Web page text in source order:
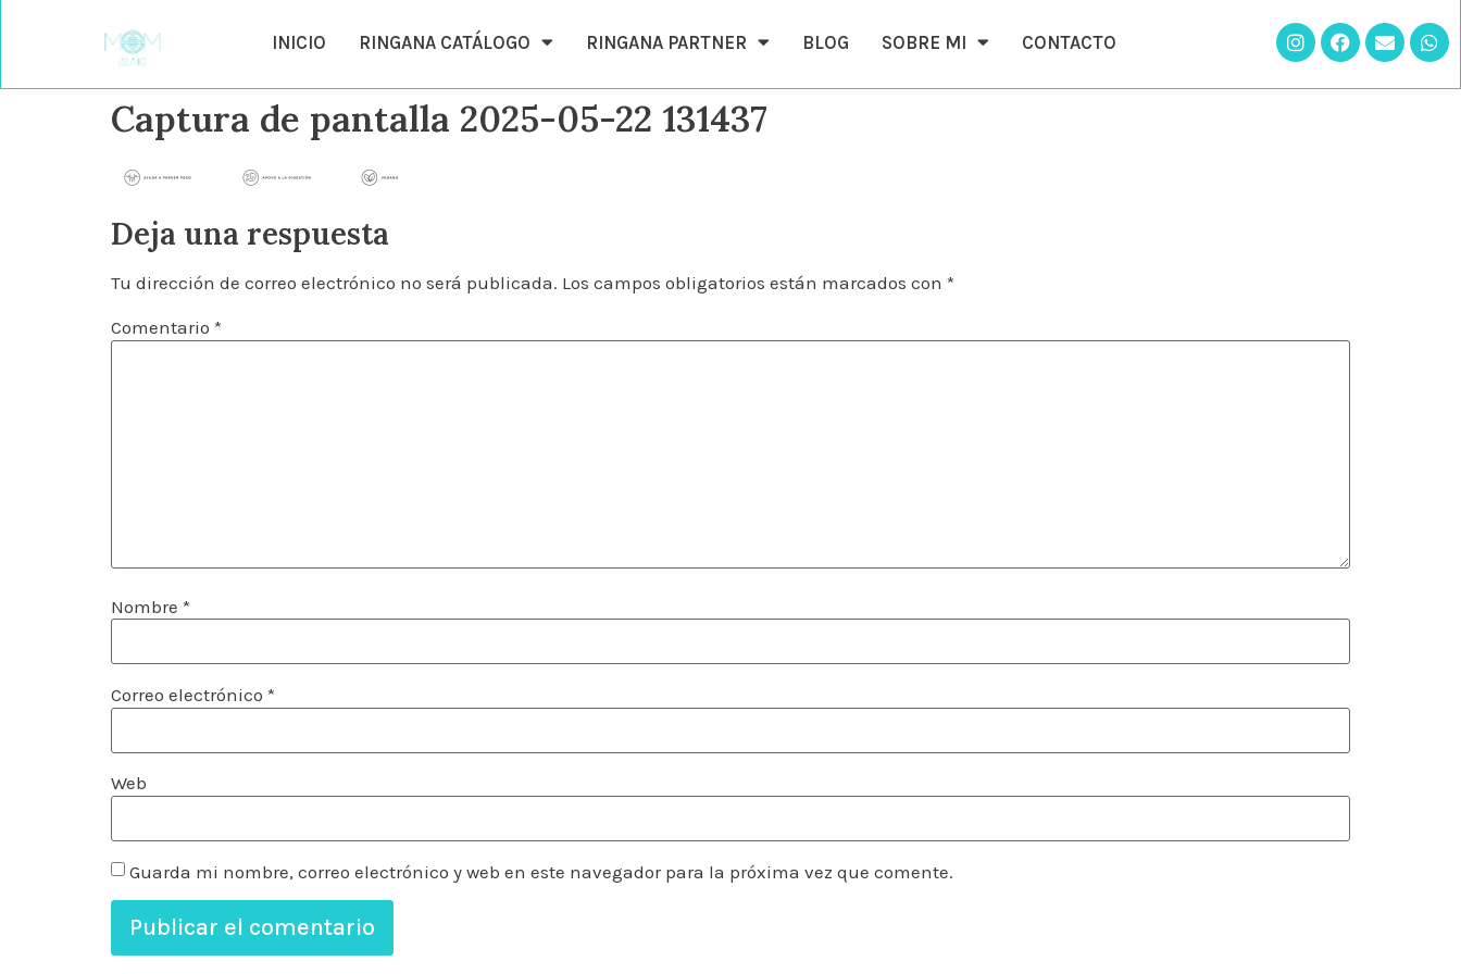
INICIO RINGANA CATÁLOGO RINGANA PARTNER BLOG SOBRE MI CONTACTO
Captura de pantalla 2025-05-22 131437
Deja una respuesta
Tu dirección de correo electrónico no será publicada. Los campos obligatorios están marcados con *
Comentario *
Nombre *
Correo electrónico *
Web
Guarda mi nombre, correo electrónico y web en este navegador para la próxima vez que comente.